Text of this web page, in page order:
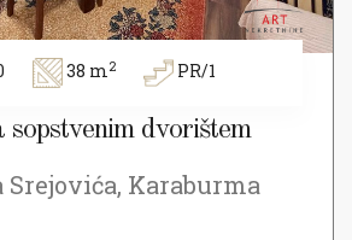
38 m2 PR/1
sopstvenim dvorištem
Srejovića, Karaburma